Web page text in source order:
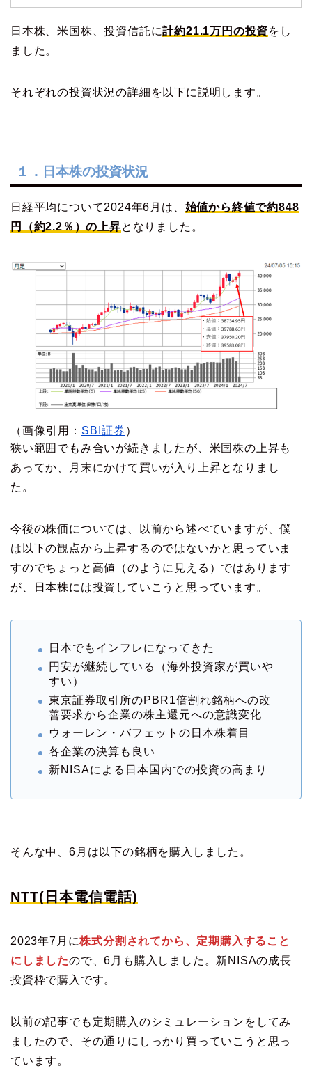
日本株、米国株、投資信託に計約21.1万円の投資をし
ました。
それぞれの投資状況の詳細を以下に説明します。
１．日本株の投資状況
日経平均について2024年6月は、 始値から終値で約848
円（約2.2％）の上昇となりました。
（画像引用： SBI証券 ）
狭い範囲でもみ合いが続きましたが、米国株の上昇も
あってか、月末にかけて買いが入り上昇となりまし
た。
今後の株価については、以前から述べていますが、僕
は以下の観点から上昇するのではないかと思っていま
すのでちょっと高値（のように見える）ではあります
が、日本株には投資していこうと思っています。
日本でもインフレになってきた
円安が継続している（海外投資家が買いや
すい）
東京証券取引所のPBR1倍割れ銘柄への改
善要求から企業の株主還元への意識変化
ウォーレン・バフェットの日本株着目
各企業の決算も良い
新NISAによる日本国内での投資の高まり
そんな中、6月は以下の銘柄を購入しました。
NTT(日本電信電話)
2023年7月に株式分割されてから、定期購入すること
にしましたので、6月も購入しました。新NISAの成長
投資枠で購入です。
以前の記事でも定期購入のシミュレーションをしてみ
ましたので、その通りにしっかり買っていこうと思っ
ています。